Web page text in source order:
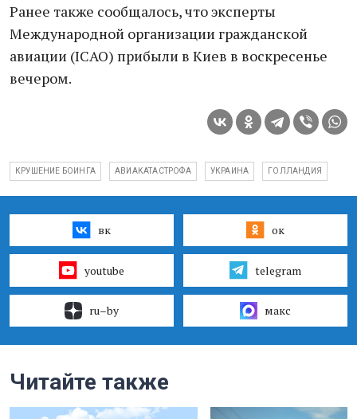
Ранее также сообщалось, что эксперты
Международной организации гражданской
авиации (ICAO) прибыли в Киев в воскресенье
вечером.
КРУШЕНИЕ БОИНГА АВИАКАТАСТРОФА УКРАИНА ГОЛЛАНДИЯ
вк ок
youtube telegram
ru–by макс
Читайте также